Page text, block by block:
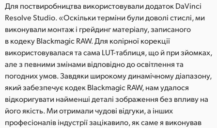
Для поствиробництва використовували додаток DaVinci
Resolve Studio. «Оскільки терміни були доволі стислі, ми
виконували монтаж і грейдинг матеріалу, записаного
в кодеку Blackmagic RAW. Для колірної корекції
використовувалася та сама LUT-таблиця, що й при зйомках,
але з певними змінами відповідно до освітлення та
погодних умов. Завдяки широкому динамічному діапазону,
який забезпечує кодек Blackmagic RAW, нам удалося
відкоригувати найменші деталі зображення без впливу на
його якість. Ми отримали чудові відгуки, а інших
професіоналів індустрії зацікавило, як саме я виконував